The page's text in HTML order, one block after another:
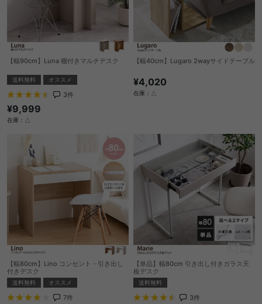
【幅90cm】Luna 棚付きマルチデスク
送料無料 オススメ
3件
¥9,999
在庫：△
【幅40cm】Lugaro 2wayサイドテーブル
¥4,020
在庫：△
【幅80cm】Lino コンセント・引き出し
付きデスク
送料無料 オススメ
7件
【単品】幅80cm 引き出し付きガラス天
板デスク
送料無料
3件